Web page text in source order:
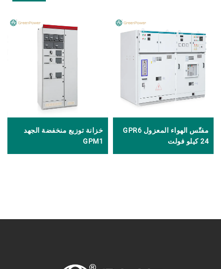
مفتّس الهواء المعزول GPR6
24 كيلو فولت
خزانة توزيع منخفضة الجهد
GPM1